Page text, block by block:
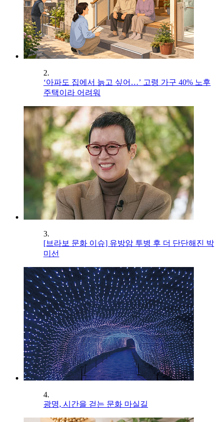
2.
‘아파도 집에서 늙고 싶어…’ 고령 가구 40% 노후
주택이라 어려워
3.
[브라보 문화 이슈] 유방암 투병 후 더 단단해진 박
미선
4.
광명, 시간을 걷는 문화 마실길